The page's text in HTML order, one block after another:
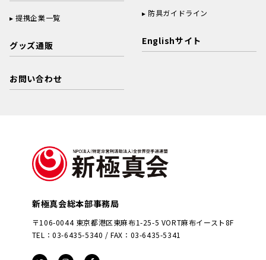
提携企業一覧
グッズ通販
お問い合わせ
防具ガイドライン
Englishサイト
新極真会総本部事務局
〒106-0044 東京都港区東麻布1-25-5 VORT麻布イースト8F
TEL：03-6435-5340 / FAX：03-6435-5341